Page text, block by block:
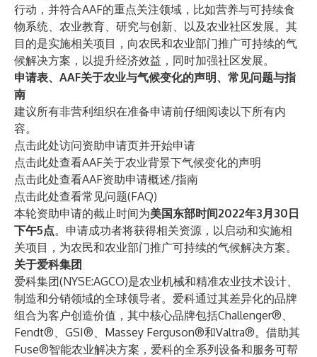
行动，并符合AAF的重点关注领域，比如营养与可持续食
物系统、农业教育、研究与创新、以及农业社区发展。其
目的是实施相关项目，向农民和农业部门推广可持续的气
候解决方案，以提升经济效益，同时加强社区发展。
申请表、AAF关于农业与气候变化的声明、常见问题与指
南
建议所有非营利组织在准备申请前仔细阅读以下所有内
容。
点击此处访问资助申请页并开始申请
点击此处查看AAF关于农业背景下气候变化的声明
点击此处查看AAF资助申请概述/指南
点击此处查看常见问题(FAQ)
本轮资助申请的截止时间为美国东部时间2022年3月30日
下午5点。申请成功者将获得相关资源，以启动和实施相
关项目，为农民和农业部门推广可持续的气候解决方案。
关于爱科集团
爱科集团(NYSE:AGCO)是农业机械和精准农业技术设计、
制造和分销领域的全球领导者。爱科通过其差异化的品牌
组合为客户创造价值，其中核心品牌包括Challenger®、
Fendt®、GSI®、Massey Ferguson®和Valtra®。借助其
Fuse®智能农业解决方案，爱科的全系列设备和服务可帮